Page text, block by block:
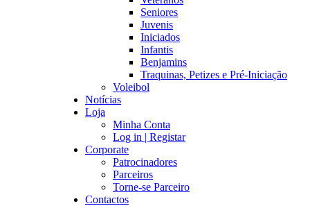
Seniores
Juvenis
Iniciados
Infantis
Benjamins
Traquinas, Petizes e Pré-Iniciação
Voleibol
Notícias
Loja
Minha Conta
Log in | Registar
Corporate
Patrocinadores
Parceiros
Torne-se Parceiro
Contactos